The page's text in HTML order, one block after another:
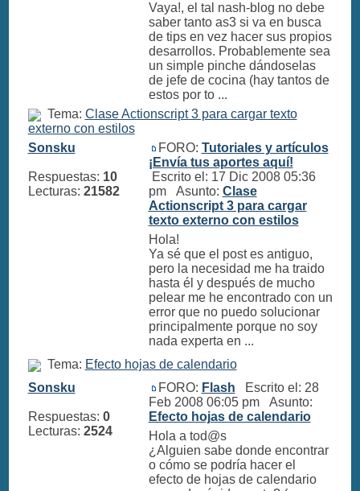
Vaya!, el tal nash-blog no debe
saber tanto as3 si va en busca
de tips en vez hacer sus propios
desarrollos. Probablemente sea
un simple pinche dándoselas
de jefe de cocina (hay tantos de
estos por to ...
Tema: Clase Actionscript 3 para cargar texto
externo con estilos
Sonsku
Respuestas: 10
Lecturas: 21582
FORO: Tutoriales y artículos
¡Envía tus aportes aquí!
Escrito el: 17 Dic 2008 05:36
pm Asunto: Clase
Actionscript 3 para cargar
texto externo con estilos
Hola!
Ya sé que el post es antiguo,
pero la necesidad me ha traido
hasta él y después de mucho
pelear me he encontrado con un
error que no puedo solucionar
principalmente porque no soy
nada experta en ...
Tema: Efecto hojas de calendario
Sonsku
Respuestas: 0
Lecturas: 2524
FORO: Flash Escrito el: 28
Feb 2008 06:05 pm Asunto:
Efecto hojas de calendario
Hola a tod@s
¿Alguien sabe donde encontrar
o cómo se podría hacer el
efecto de hojas de calendario